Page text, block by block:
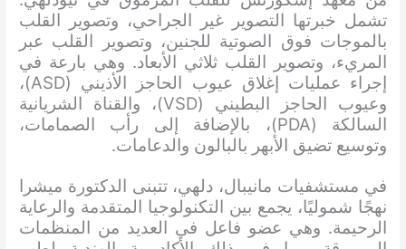
تشمل خبرتها التصوير غير الجراحي، وتصوير القلب
بالموجات فوق الصوتية للجنين، وتصوير القلب عبر
المريء، وتصوير القلب ثلاثي الأبعاد. وهي بارعة في
إجراء عمليات إغلاق عيوب الحاجز الأذيني (ASD)،
وعيوب الحاجز البطيني (VSD)، والقناة الشريانية
السالكة (PDA)، بالإضافة إلى رأب الصمامات،
وتوسيع تضيق الأبهر بالبالون والدعامات.
في مستشفيات مانيبال، دلهي، تتبنى الدكتورة ميشرا
نهجًا شموليًا، يجمع بين التكنولوجيا المتقدمة والرعاية
الرحيمة. وهي عضو فاعل في العديد من المنظمات